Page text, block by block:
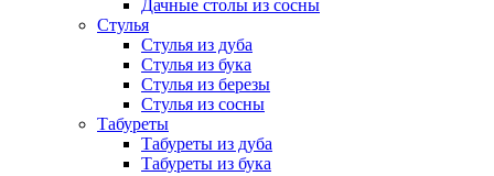
Дачные столы из сосны
Стулья
Стулья из дуба
Стулья из бука
Стулья из березы
Стулья из сосны
Табуреты
Табуреты из дуба
Табуреты из бука